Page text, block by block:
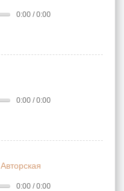
0:00 / 0:00
0:00 / 0:00
Авторская
0:00 / 0:00